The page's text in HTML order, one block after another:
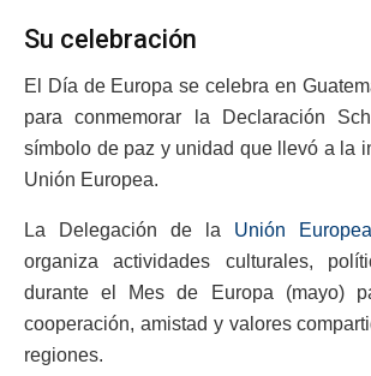
Su celebración
El Día de Europa se celebra en
para conmemorar la Declaración
símbolo de paz y unidad que llevó a la
Unión Europea.
La Delegación de la Unión
organiza actividades culturales,
durante el Mes de Europa (mayo)
cooperación, amistad y valores
regiones.